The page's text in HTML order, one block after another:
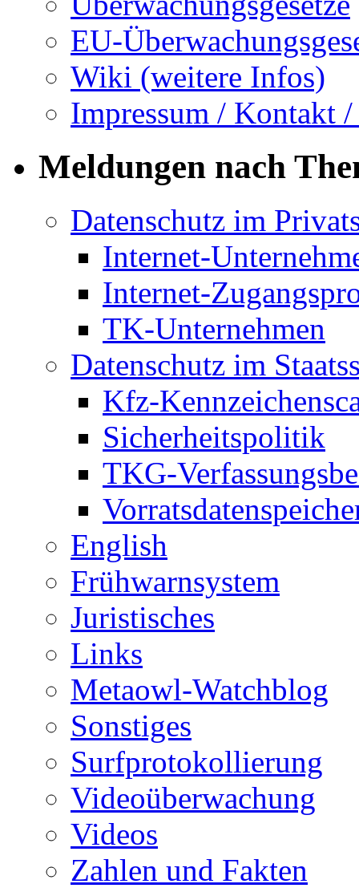
EU-
Wiki (weitere Infos)
Impressum / Kontakt
Meldungen nach
Datenschutz im
Internet-
Internet-
TK-Unternehmen
Datenschutz im
Kfz-
Sicherheitspolitik
TKG-
English
Frühwarnsystem
Juristisches
Links
Metaowl-Watchblog
Sonstiges
Surfprotokollierung
Videoüberwachung
Videos
Zahlen und Fakten